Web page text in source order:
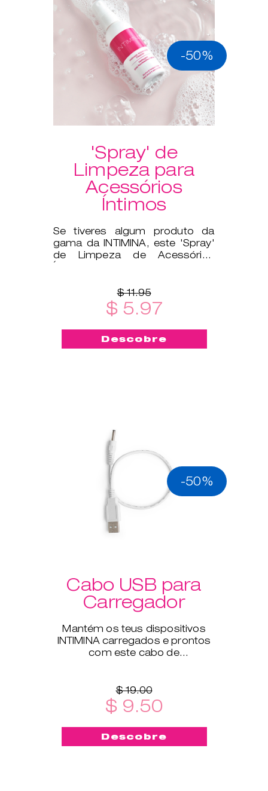
-50%
'Spray' de
Limpeza para
Acessórios
Íntimos
Se tiveres algum produto da
gama da INTIMINA, este 'Spray'
de Limpeza de Acessórios
Íntimos é um ótimo
$ 11.95
$ 5.97
Descobre
-50%
Cabo USB para
Carregador
Mantém os teus dispositivos
INTIMINA carregados e prontos
com este cabo de
eletrónicos.
$ 19.00
$ 9.50
Descobre